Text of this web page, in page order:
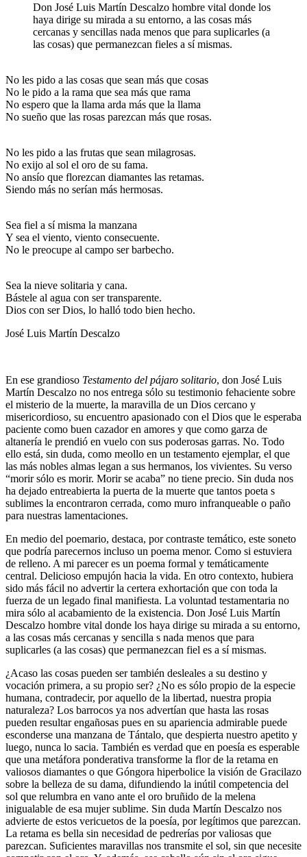
Don José Luis Martín Descalzo hombre vital donde los
haya dirige su mirada a su entorno, a las cosas más
cercanas y sencillas nada menos que para suplicarles (a
las cosas) que permanezcan fieles a sí mismas.
No les pido a las cosas que sean más que cosas
No le pido a la rama que sea más que rama
No espero que la llama arda más que la llama
No sueño que las rosas parezcan más que rosas.
No les pido a las frutas que sean milagrosas.
No exijo al sol el oro de su fama.
No ansío que florezcan diamantes las retamas.
Siendo más no serían más hermosas.
Sea fiel a sí misma la manzana
Y sea el viento, viento consecuente.
No le preocupe al campo ser barbecho.
Sea la nieve solitaria y cana.
Bástele al agua con ser transparente.
Dios con ser Dios, lo halló todo bien hecho.
José Luis Martín Descalzo
En ese grandioso Testamento del pájaro solitario, don José Luis
Martín Descalzo no nos entrega sólo su testimonio fehaciente sobre
el misterio de la muerte, la maravilla de un Dios cercano y
misericordioso, su encuentro apasionado con el Dios que le esperaba
paciente como buen cazador en amores y que como garza de
altanería le prendió en vuelo con sus poderosas garras. No. Todo
ello está, sin duda, como meollo en un testamento ejemplar, el que
las más nobles almas legan a sus hermanos, los vivientes. Su verso
“morir sólo es morir. Morir se acaba” no tiene precio. Sin duda nos
ha dejado entreabierta la puerta de la muerte que tantos poeta s
sublimes la encontraron cerrada, como muro infranqueable o paño
para nuestras lamentaciones.
En medio del poemario, destaca, por contraste temático, este soneto
que podría parecernos incluso un poema menor. Como si estuviera
de relleno. A mi parecer es un poema formal y temáticamente
central. Delicioso empujón hacia la vida. En otro contexto, hubiera
sido más fácil no advertir la certera exhortación que con toda la
fuerza de un legado final manifiesta. La voluntad testamentaria no
mira sólo al acabamiento de la existencia. Don José Luis Martín
Descalzo hombre vital donde los haya dirige su mirada a su entorno,
a las cosas más cercanas y sencilla s nada menos que para
suplicarles (a las cosas) que permanezcan fiel es a sí mismas.
¿Acaso las cosas pueden ser también desleales a su destino y
vocación primera, a su propio ser? ¿No es sólo propio de la especie
humana, contradecir, por aquello de la libertad, nuestra propia
naturaleza? Los barrocos ya nos advertían que hasta las rosas
pueden resultar engañosas pues en su apariencia admirable puede
esconderse una manzana de Tántalo, que despierta nuestro apetito y
luego, nunca lo sacia. También es verdad que en poesía es esperable
que una metáfora ponderativa transforme la flor de la retama en
valiosos diamantes o que Góngora hiperbolice la visión de Gracilazo
sobre la belleza de su dama, difundiendo la inútil competencia del
sol que relumbra en vano ante el oro bruñido de la melena
inigualable de esa mujer sublime. Sin duda Martín Descalzo nos
advierte de estos vericuetos de la poesía, por legítimos que parezcan.
La retama es bella sin necesidad de pedrerías por valiosas que
parezcan. Suficientes maravillas nos transmite el sol, sin que necesite